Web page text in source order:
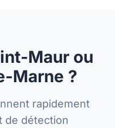
Maur ou
Marne ?
rapidement
de détection